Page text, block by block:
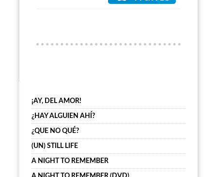
¡AY, DEL AMOR!
¿HAY ALGUIEN AHÍ?
¿QUE NO QUÉ?
(UN) STILL LIFE
A NIGHT TO REMEMBER